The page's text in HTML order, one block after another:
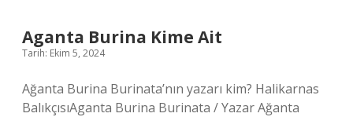
Aganta Burina Kime Ait
Tarih: Ekim 5, 2024
Ağanta Burina Burinata’nın yazarı kim? Halikarnas
BalıkçısıAganta Burina Burinata / Yazar Ağanta